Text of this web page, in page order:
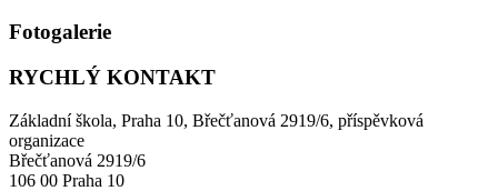
Fotogalerie
RYCHLÝ KONTAKT
Základní škola, Praha 10, Břečťanová 2919/6, příspěvková
organizace
Břečťanová 2919/6
106 00 Praha 10